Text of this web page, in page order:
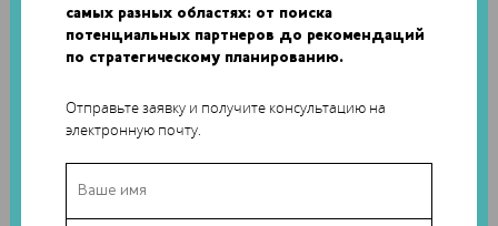
самых разных областях: от поиска
потенциальных партнеров до рекомендаций
по стратегическому планированию.
Отправьте заявку и получите консультацию на
электронную почту.
Майкл Шерер проведет мастер-класс в Маунтин-Вью,
Калифорния. Он обсудит и покажет все этапы процесса,
включая сканирование, создание цифровых моделей и 3D-
особенно в сфере 3D-печати по методу SLA – это,
несомненно, информационная и практическая поддержка,
Помимо Dental SG, Formlabs также объявила о выпуске